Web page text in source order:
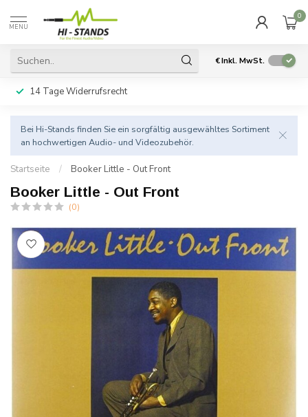
MENU
0
€Inkl. MwSt.
14 Tage Widerrufsrecht
Bei Hi-Stands finden Sie ein sorgfältig ausgewähltes Sortiment
an hochwertigen Audio- und Videozubehör.
Startseite / Booker Little - Out Front
Booker Little - Out Front
(0)